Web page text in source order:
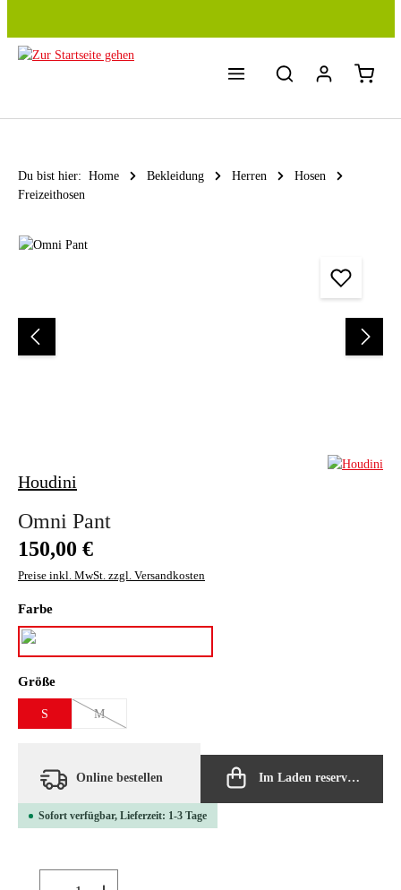
Du bist hier: Home Bekleidung Herren
Hosen
Freizeithosen
Bildergalerie überspringen
Houdini
Omni Pant
Regulärer Preis:
150,00 €
Preise inkl. MwSt. zzgl. Versandkosten
Farbeauswählen
Größeauswählen
S M
(Diese Option ist zurzeit nicht verfügbar.)
Online bestellen Im Laden reservieren
Sofort verfügbar, Lieferzeit: 1-3 Tage
Produkt Anzahl: Gib den gewünschten Wert ein oder